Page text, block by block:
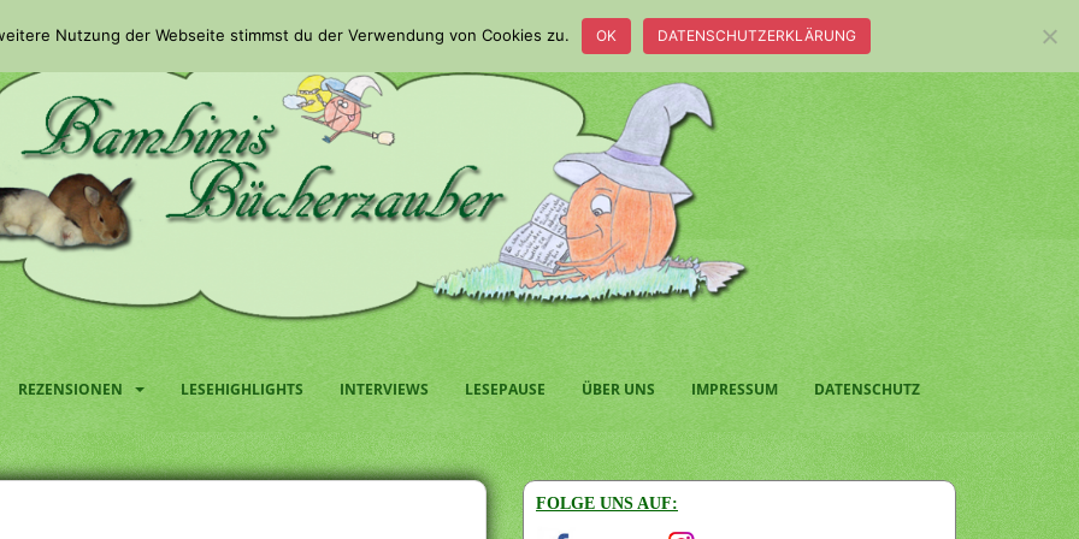
REZENSIONEN LESEHIGHLIGHTS INTERVIEWS LESEPAUSE ÜBER UNS IMPRESSUM DATENSCHUTZ
FOLGE UNS AUF:
Nutzung der Webseite stimmst du der Verwendung von Cookies zu. OK DATENSCHUTZERKLÄRUNG